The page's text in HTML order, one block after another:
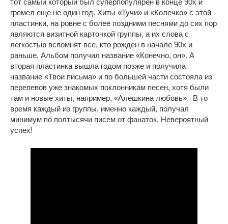
гремел еще не один год. Хиты «Тучи» и «Колечко» с этой
пластинки, на ровне с более поздними песнями до сих пор
являются визитной карточкой группы, а их слова с
легкостью вспомнят все, кто рожден в начале 90х и
раньше. Альбом получил название «Конечно, он». А
вторая пластинка вышла годом позже и получила
название «Твои письма» и по большей части состояла из
перепевов уже знакомых поклонникам песен, хотя были
там и новые хиты, например, «Алешкина любовь». В то
время каждый из группы, именно каждый, получал
минимум по полтысячи писем от фанаток. Невероятный
успех!